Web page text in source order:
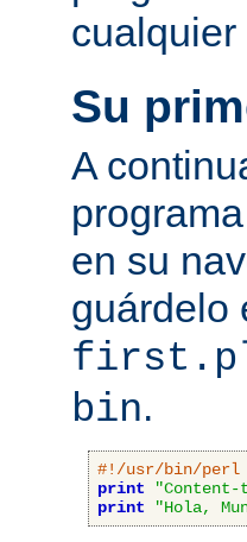
cualquier
Su
A
en su
guárdelo
bin.
#!/usr/bin/perl
print
print
"Hola,